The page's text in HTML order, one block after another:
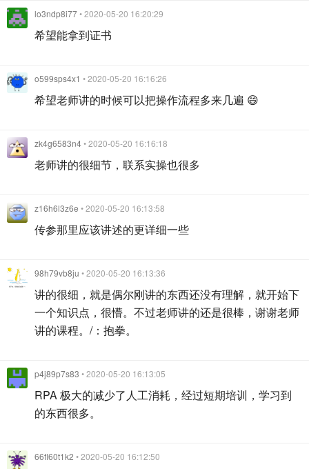
lo3ndp8i77• 2020-05-20 16:20:29
希望能拿到证书
o599sps4x1 • 2020-05-20 16:16:26
希望老师讲的时候可以把操作流程多来几遍 😄
zk4g6583n4• 2020-05-20 16:16:18
老师讲的很细节，联系实操也很多
z16h6l3z6e • 2020-05-20 16:13:58
传参那里应该讲述的更详细一些
98h79vb8ju • 2020-05-20 16:13:36
讲的很细，就是偶尔刚讲的东西还没有理解，就开始下
一个知识点，很懵。不过老师讲的还是很棒，谢谢老师
讲的课程。/：抱拳。
p4j89p7s83 • 2020-05-20 16:13:05
RPA 极大的减少了人工消耗，经过短期培训，学习到
的东西很多。
66fl60t1k2 • 2020-05-20 16:12:50